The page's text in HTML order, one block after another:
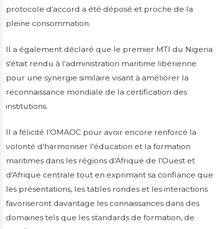
protocole d'accord a été déposé et proche de la
pleine consommation.
Il a également déclaré que le premier MTI du Nigeria
s'était rendu à l'administration maritime libérienne
pour une synergie similaire visant à améliorer la
reconnaissance mondiale de la certification des
institutions.
Il a félicité l'OMAOC pour avoir encore renforcé la
volonté d'harmoniser l'éducation et la formation
maritimes dans les régions d'Afrique de l'Ouest et
d'Afrique centrale tout en exprimant sa confiance que
les présentations, les tables rondes et les interactions
favoriseront davantage les connaissances dans des
domaines tels que les standards de formation, de